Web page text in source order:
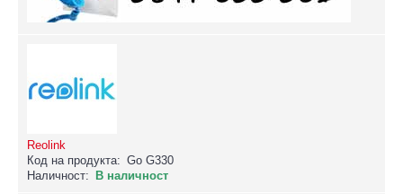
Reolink
Код на продукта: Go G330
Наличност:
В наличност